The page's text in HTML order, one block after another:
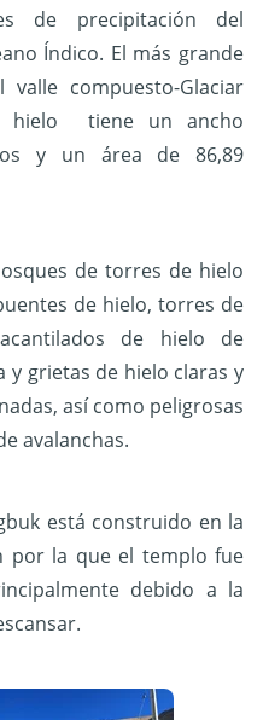
de precipitación del
Índico. El más grande
compuesto-Glaciar
hielo tiene un ancho
y un área de 86,89
de torres de hielo
de hielo, torres de
de hielo de
y grietas de hielo claras y
así como peligrosas
avalanchas.
está construido en la
por la que el templo fue
debido a la